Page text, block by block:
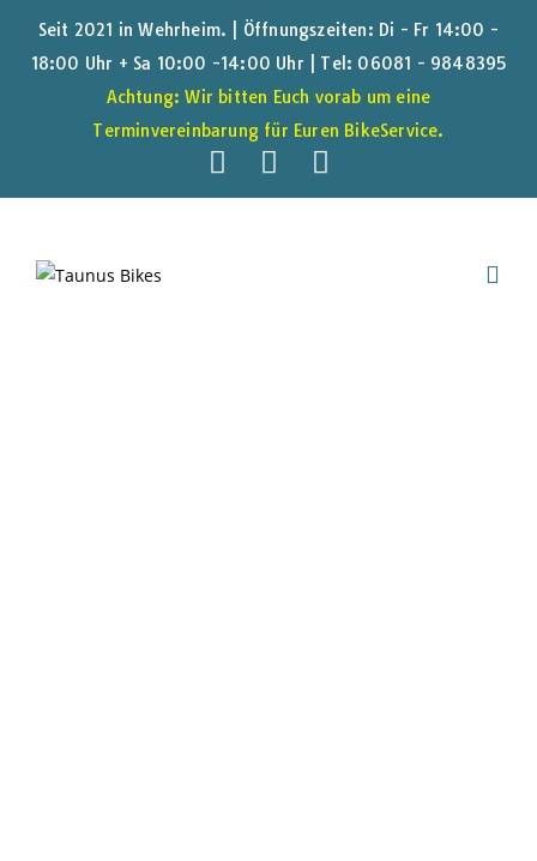
Seit 2021 in Wehrheim. | Öffnungszeiten: Di - Fr 14:00 -
18:00 Uhr + Sa 10:00 -14:00 Uhr | Tel: 06081 - 9848395
Achtung: Wir bitten Euch vorab um eine
Terminvereinbarung für Euren BikeService.